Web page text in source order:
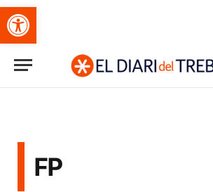
Obre la barra d'eines
FP